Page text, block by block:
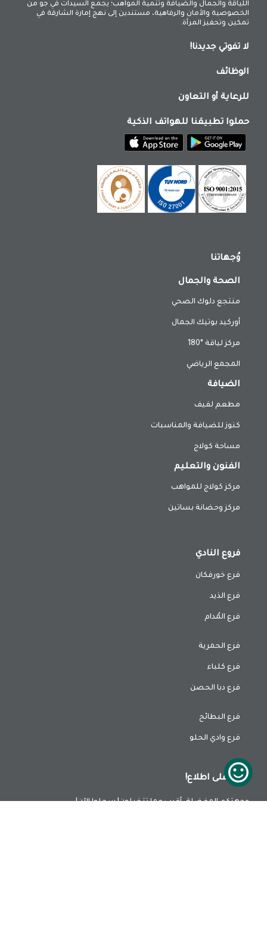
اللياقة والجمال والضيافة وتنمية المواهب؛ يجمع السيدات في جو من
الخصوصية والأمان والرفاهية، مستندين إلى نهج إمارة الشارقة في
تمكين وتحفيز المرأة.
لا تفوتي جديدنا!
الوظائف
للرعاية أو التعاون
حملوا تطبيقنا للهواتف الذكية
وُجهاتنا
الصحة والجمال
منتجع دلوك الصحي
أوركيد بوتيك الجمال
مركز لياقة °180
المجمع الرياضي
الضيافة
مطعم لفيف
كنوز للضيافة والمناسبات
مساحة كولاج
الفنون والتعليم
مركز كولاج للمواهب
مركز وحضانة بساتين
فروع النادي
فرع خورفكان
فرع الذيد
فرع المُدام
فرع الحمرية
فرع كلباء
فرع دبا الحصن
فرع البطائح
فرع وادي الحلو
ابقي على اطلاع!
وجهتكم المفضلة، أقرب مما تتخيلون! سجلوا الآن!